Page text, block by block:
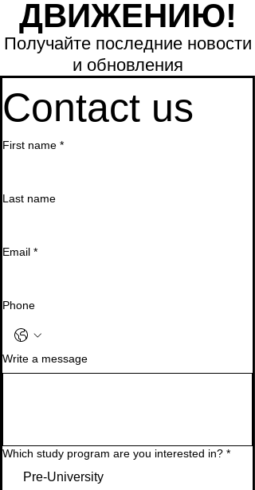
ДВИЖЕНИЮ!
Получайте последние новости
и обновления
Contact us
First name *
Last name
Email *
Phone
Write a message
Which study program are you interested in? *
Pre-University